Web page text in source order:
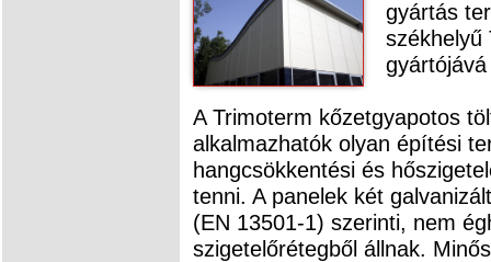
gyártás
székhelyű
A Trimoterm kőzetgyapotos
alkalmazhatók olyan építési
hangcsökkentési és
tenni. A panelek két
(EN 13501-1) szerinti, nem
szigetelőrétegből állnak.